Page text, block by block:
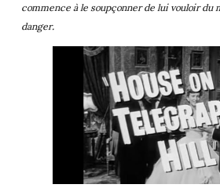
commence à le soupçonner de lui vouloir du
danger.